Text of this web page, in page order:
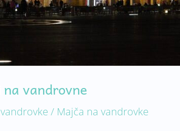
vandrovne
/ Majča na vandrovke